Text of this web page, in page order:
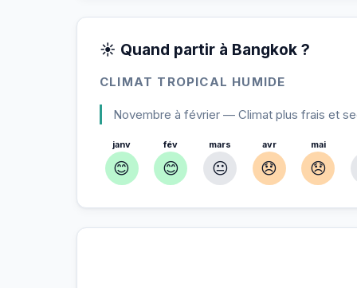
☀️ Quand partir à Bangkok ?
CLIMAT TROPICAL HUMIDE
Novembre à février — Climat plus frais et
janv
😊
fév
😊
mars
😐
avr
😞
mai
😞